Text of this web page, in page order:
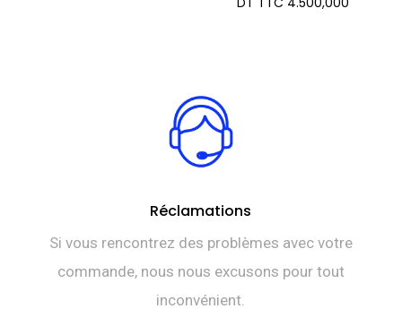
initial
Réclamations
Si vous rencontrez des problèmes avec votre
commande, nous nous excusons pour tout
inconvénient.